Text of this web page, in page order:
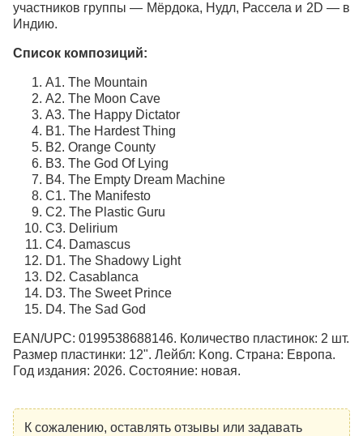
участников группы — Мёрдока, Нудл, Рассела и 2D — в
Индию.
Список композиций:
A1. The Mountain
A2. The Moon Cave
A3. The Happy Dictator
B1. The Hardest Thing
B2. Orange County
B3. The God Of Lying
B4. The Empty Dream Machine
C1. The Manifesto
C2. The Plastic Guru
C3. Delirium
C4. Damascus
D1. The Shadowy Light
D2. Casablanca
D3. The Sweet Prince
D4. The Sad God
EAN/UPC: 0199538688146. Количество пластинок: 2 шт.
Размер пластинки: 12". Лейбл: Kong. Страна: Европа.
Год издания: 2026. Состояние: новая.
К сожалению, оставлять отзывы или задавать